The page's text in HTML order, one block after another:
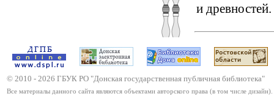
и
© 2010 - 2026 ГБУК РО "Донская государственная публичная библиотека"
Все материалы данного сайта являются объектами авторского права (в том числе дизайн).